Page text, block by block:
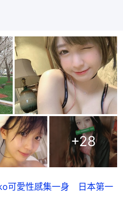
+28
可愛性感集一身 日本第一